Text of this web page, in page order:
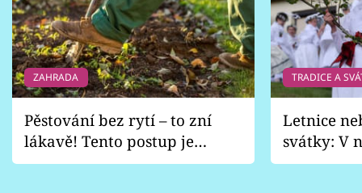
ZAHRADA
Pěstování bez rytí – to zní
lákavě! Tento postup je
vhodný jen pro některé
TRADICE A
Letnice
svátky: V
pondělí